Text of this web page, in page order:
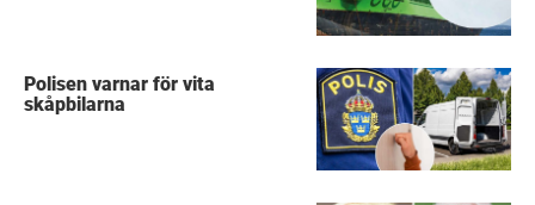
Polisen varnar för vita
skåpbilarna